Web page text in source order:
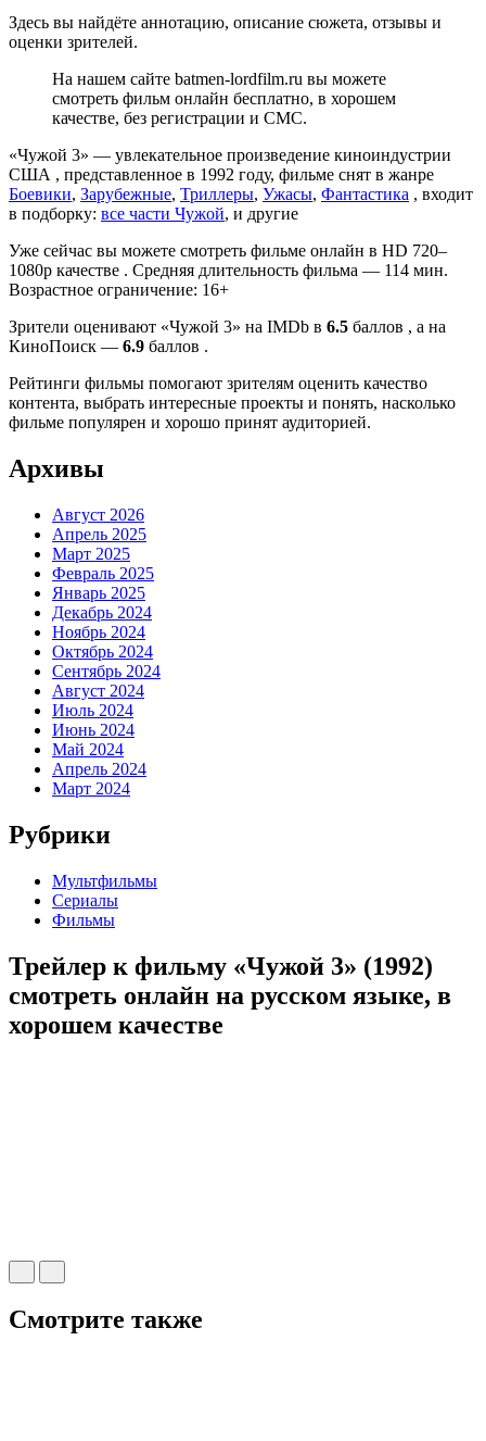
Здесь вы найдёте аннотацию, описание сюжета, отзывы и
оценки зрителей.
На нашем сайте batmen-lordfilm.ru вы можете
смотреть фильм онлайн бесплатно, в хорошем
качестве, без регистрации и СМС.
«Чужой 3» — увлекательное произведение киноиндустрии
США , представленное в 1992 году, фильме снят в жанре
Боевики, Зарубежные, Триллеры, Ужасы, Фантастика , входит
в подборку: все части Чужой, и другие
Уже сейчас вы можете смотреть фильме онлайн в HD 720–
1080p качестве . Средняя длительность фильма — 114 мин.
Возрастное ограничение: 16+
Зрители оценивают «Чужой 3» на IMDb в 6.5 баллов , а на
КиноПоиск — 6.9 баллов .
Рейтинги фильмы помогают зрителям оценить качество
контента, выбрать интересные проекты и понять, насколько
фильме популярен и хорошо принят аудиторией.
Архивы
Август 2026
Апрель 2025
Март 2025
Февраль 2025
Январь 2025
Декабрь 2024
Ноябрь 2024
Октябрь 2024
Сентябрь 2024
Август 2024
Июль 2024
Июнь 2024
Май 2024
Апрель 2024
Март 2024
Рубрики
Мультфильмы
Сериалы
Фильмы
Трейлер к фильму «Чужой 3» (1992)
cмотреть онлайн на русском языке, в
хорошем качестве
Смотрите также